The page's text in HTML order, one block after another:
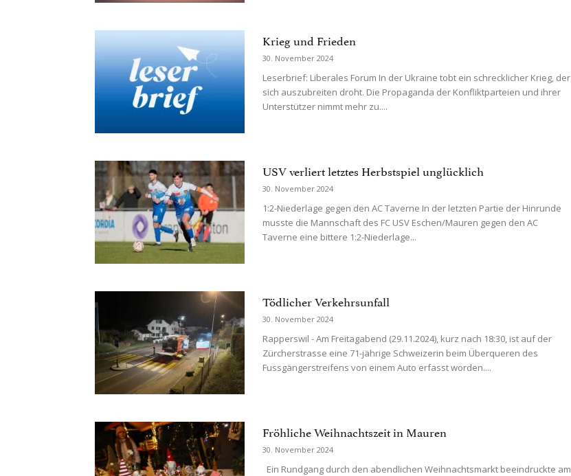
Krieg und Frieden
30. November 2024
Leserbrief: Liberales Forum In der Ukraine tobt ein schrecklicher Krieg, der
sich auszubreiten droht. Die Propaganda der Konfliktparteien und ihrer
Unterstützer nimmt mehr zu....
USV verliert letztes Herbstspiel unglücklich
30. November 2024
1:2-Niederlage gegen den AC Taverne In der letzten Partie der Hinrunde
musste die Mannschaft des FC USV Eschen/Mauren gegen den AC
Taverne eine bittere 1:2-Niederlage...
Tödlicher Verkehrsunfall
30. November 2024
Rapperswil - Am Freitagabend (29.11.2024), kurz nach 18:30, ist auf der
Zürcherstrasse eine 71-jährige Schweizerin beim Überqueren des
Fussgängerstreifens von einem Auto erfasst worden....
Fröhliche Weihnachtszeit in Mauren
30. November 2024
Ein Rundgang durch den abendlichen Weihnachtsmarkt beeindruckte am